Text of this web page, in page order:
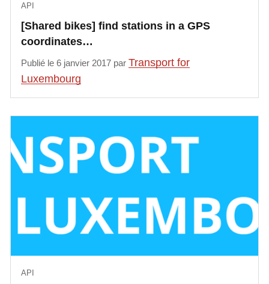
[Shared bikes] find stations in a GPS
coordinates…
API
Publié le 6 janvier 2017 parTransport for
Luxembourg
API